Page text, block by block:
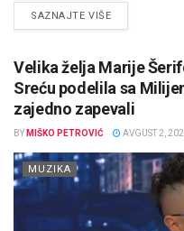
SAZNAJTE VIŠEDETAILS
Velika želja Marije
Sreću podelila sa
zajedno zapevali
BY MIŠKO PETROVIĆ AVGUST 2,
MUZIKA